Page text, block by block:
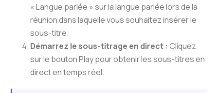
« Langue parlée » sur la langue parlée lors de la
réunion dans laquelle vous souhaitez insérer le
sous-titre.
Démarrez le sous-titrage en direct :Cliquez
sur le bouton Play pour obtenir les sous-titres en
direct en temps réel.